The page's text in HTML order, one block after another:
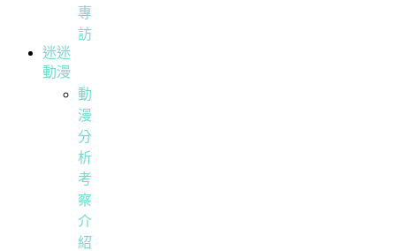
專
訪
迷迷
動漫
動
漫
分
析
考
察
介
紹